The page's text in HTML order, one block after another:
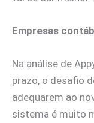
Empresas
Na análise de
prazo, o desafio
adequarem ao
sistema é muito